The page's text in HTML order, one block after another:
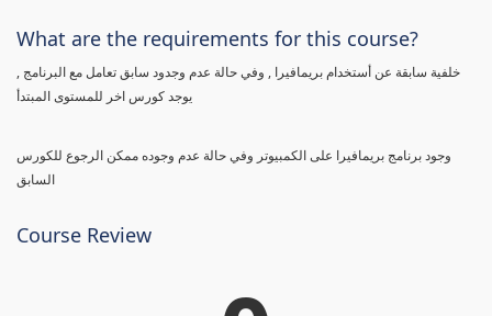
What are the requirements for this course?
خلفية سابقة عن أستخدام بريمافيرا , وفي حالة عدم وجدود سابق تعامل مع البرنامج ,
يوجد كورس اخر للمستوى المبتدأ
وجود برنامج بريمافيرا على الكمبيوتر وفي حالة عدم وجوده ممكن الرجوع للكورس
السابق
Course Review